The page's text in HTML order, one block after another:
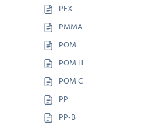
PEX
PMMA
POM
POM H
POM C
PP
PP-B